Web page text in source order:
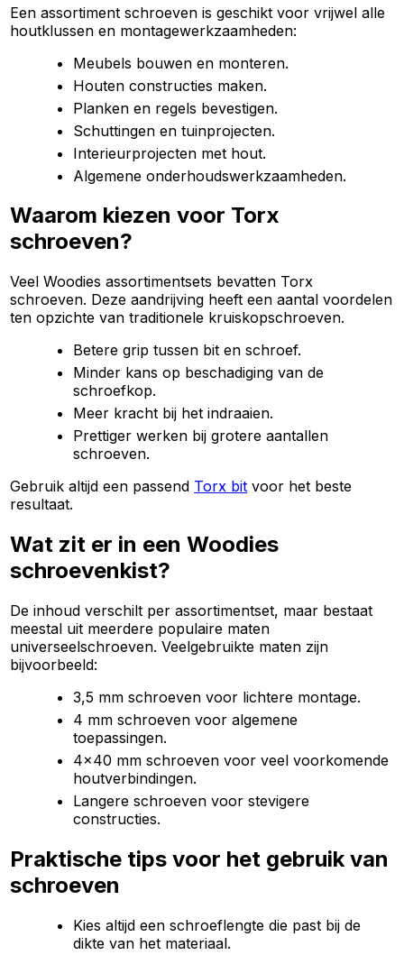
Een assortiment schroeven is geschikt voor vrijwel alle
houtklussen en montagewerkzaamheden:
Meubels bouwen en monteren.
Houten constructies maken.
Planken en regels bevestigen.
Schuttingen en tuinprojecten.
Interieurprojecten met hout.
Algemene onderhoudswerkzaamheden.
Waarom kiezen voor Torx
schroeven?
Veel Woodies assortimentsets bevatten Torx
schroeven. Deze aandrijving heeft een aantal voordelen
ten opzichte van traditionele kruiskopschroeven.
Betere grip tussen bit en schroef.
Minder kans op beschadiging van de
schroefkop.
Meer kracht bij het indraaien.
Prettiger werken bij grotere aantallen
schroeven.
Gebruik altijd een passend Torx bit voor het beste
resultaat.
Wat zit er in een Woodies
schroevenkist?
De inhoud verschilt per assortimentset, maar bestaat
meestal uit meerdere populaire maten
universeelschroeven. Veelgebruikte maten zijn
bijvoorbeeld:
3,5 mm schroeven voor lichtere montage.
4 mm schroeven voor algemene
toepassingen.
4x40 mm schroeven voor veel voorkomende
houtverbindingen.
Langere schroeven voor stevigere
constructies.
Praktische tips voor het gebruik van
schroeven
Kies altijd een schroeflengte die past bij de
dikte van het materiaal.